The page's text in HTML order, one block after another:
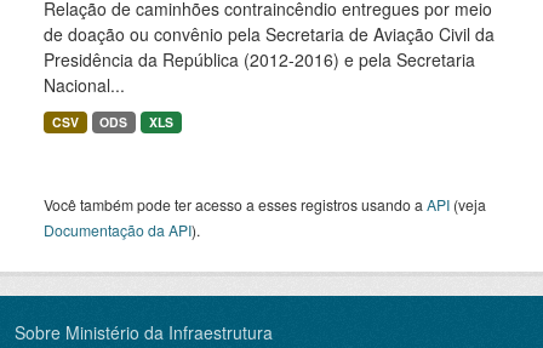
Relação de caminhões contraincêndio entregues por meio
de doação ou convênio pela Secretaria de Aviação Civil da
Presidência da República (2012-2016) e pela Secretaria
Nacional...
CSV ODS XLS
Você também pode ter acesso a esses registros usando a API (veja
Documentação da API).
Sobre Ministério da Infraestrutura